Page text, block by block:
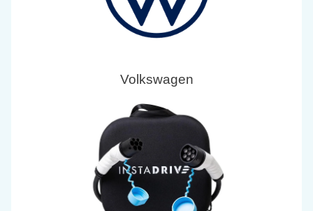
Volkswagen